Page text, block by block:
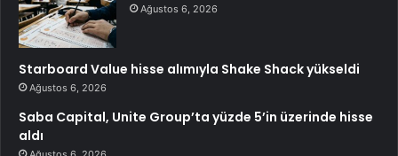
Ağustos 6, 2026
Starboard Value hisse alımıyla Shake Shack yükseldi
Ağustos 6, 2026
Saba Capital, Unite Group’ta yüzde 5’in üzerinde hisse
aldı